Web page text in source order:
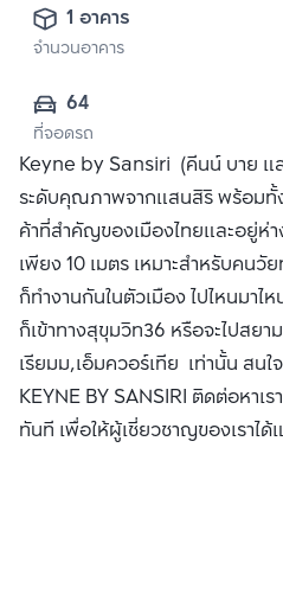
1 อาคาร
จำนวนอาคาร
64
ที่จอดรถ
Keyne by Sansiri (คีนน์ บาย แ
ระดับคุณภาพจากแสนสิริ พร้อมทั้ง
ค้าที่สำคัญของเมืองไทยและอยู่ห่า
เพียง 10 เมตร เหมาะสำหรับคนวั
ก็ทำงานกันในตัวเมือง ไปไหนมาไห
ก็เข้าทางสุขุมวิท36 หรือจะไปสยา
เรียมม,เอ็มควอร์เทีย เท่านั้น สนใจ
KEYNE BY SANSIRI ติดต่อหาเ
ทันที เพื่อให้ผู้เชี่ยวชาญของเราได้